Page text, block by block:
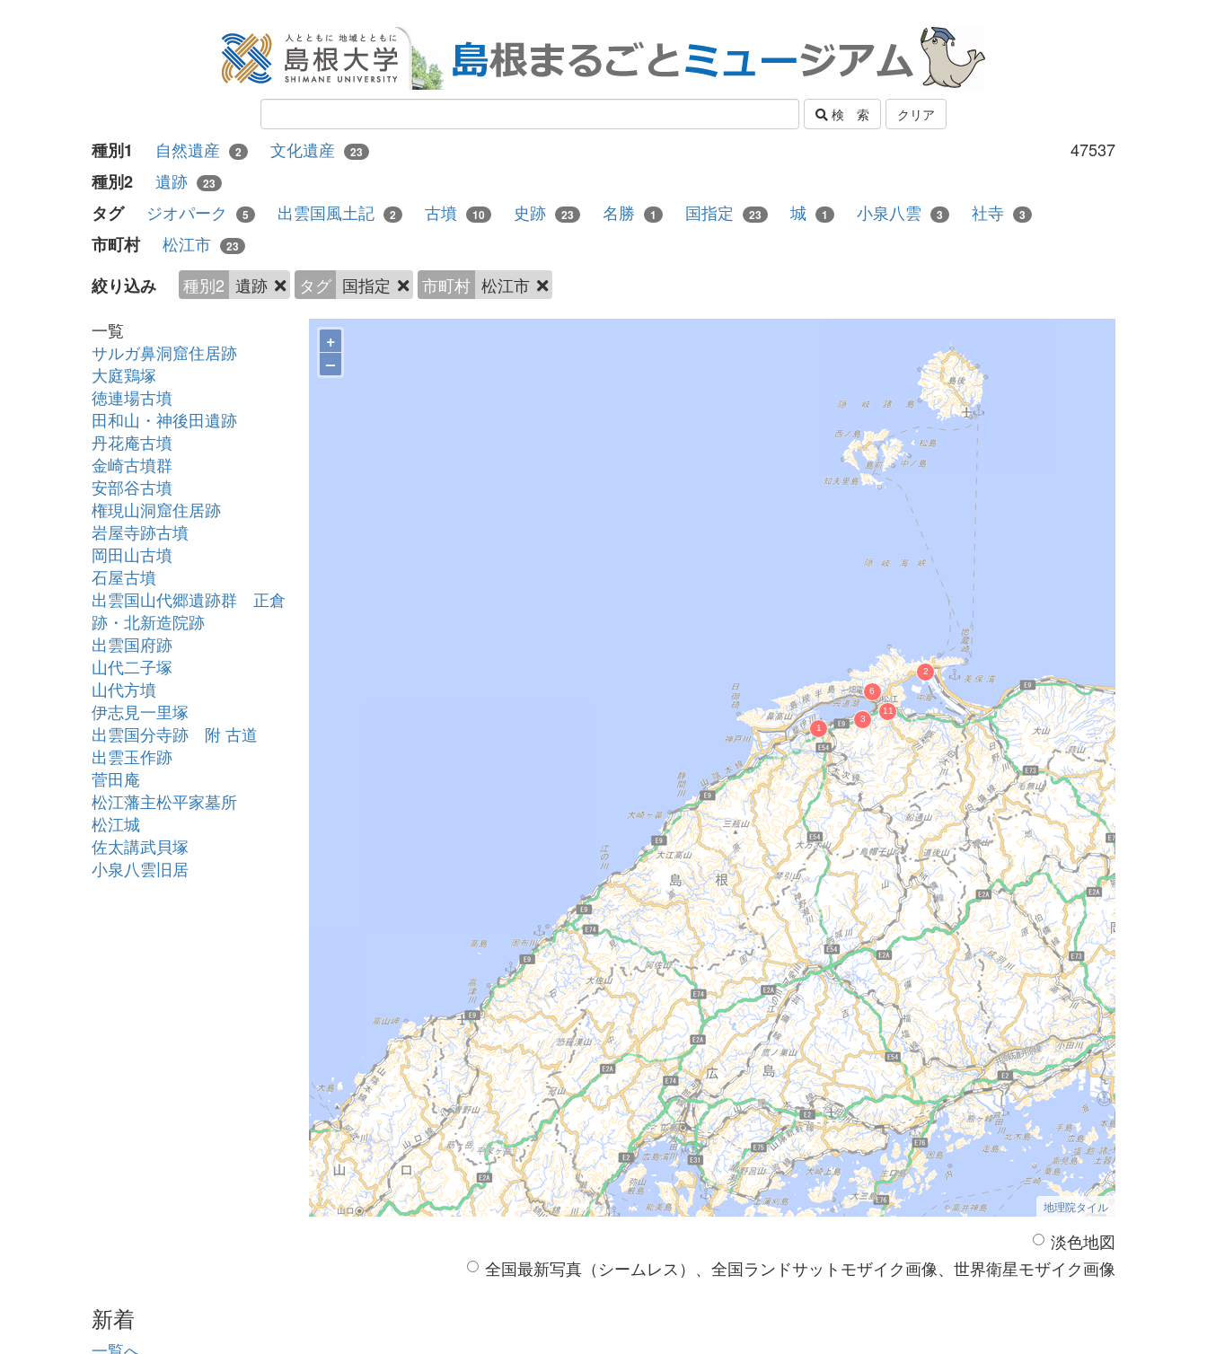
検 索 クリア
47537
種別1 自然遺産 2 文化遺産 23
種別2 遺跡 23
タグ ジオパーク 5 出雲国風土記 2 古墳 10 史跡 23 名勝 1 国指定 23 城 1 小泉八雲 3 社寺 3
市町村 松江市 23
絞り込み 種別2 遺跡 タグ 国指定 市町村 松江市
一覧
サルガ鼻洞窟住居跡
大庭鶏塚
徳連場古墳
田和山・神後田遺跡
丹花庵古墳
金崎古墳群
安部谷古墳
権現山洞窟住居跡
岩屋寺跡古墳
岡田山古墳
石屋古墳
出雲国山代郷遺跡群 正倉
跡・北新造院跡
出雲国府跡
山代二子塚
山代方墳
伊志見一里塚
出雲国分寺跡 附 古道
出雲玉作跡
菅田庵
松江藩主松平家墓所
松江城
佐太講武貝塚
小泉八雲旧居
+
–
地理院タイル
淡色地図
全国最新写真（シームレス）、全国ランドサットモザイク画像、世界衛星モザイク画像
新着